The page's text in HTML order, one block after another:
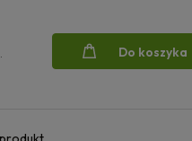
Do koszyka